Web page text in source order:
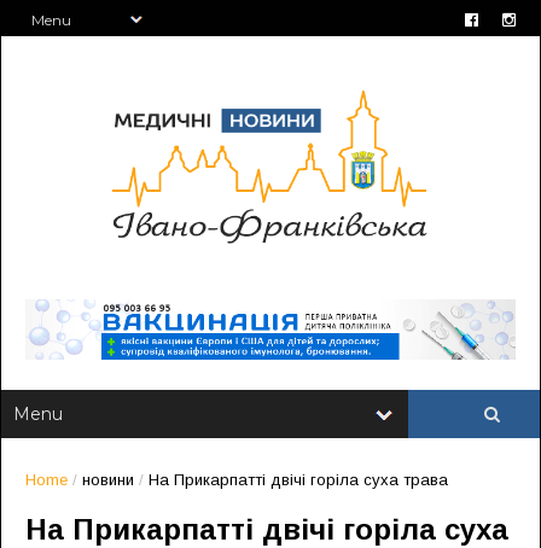
Home / новини / На Прикарпатті двічі горіла суха трава
На Прикарпатті двічі горіла суха